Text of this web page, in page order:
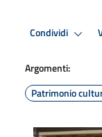
Condividi
Argomenti:
Patrimonio